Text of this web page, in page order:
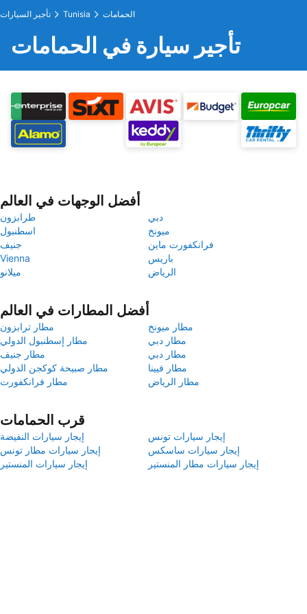
تأجير السيارات Tunisia الحمامات
تأجير سيارة في الحمامات
أفضل الوجهات في العالم
طرابزون
دبي
اسطنبول
ميونخ
جنيف
فرانكفورت ماين
Vienna
باريس
ميلانو
الرياض
أفضل المطارات في العالم
مطار ترابزون
مطار ميونخ
مطار إسطنبول الدولي
مطار دبي
مطار جنيف
مطار دبي
مطار صبيحة كوكجن الدولي
مطار فيينا
مطار فرانكفورت
مطار الرياض
قرب الحمامات
إيجار سيارات النفيضة
إيجار سيارات تونس
إيجار سيارات مطار تونس
إيجار سيارات ساسكس
إيجار سيارات المنستير
إيجار سيارات مطار المنستير